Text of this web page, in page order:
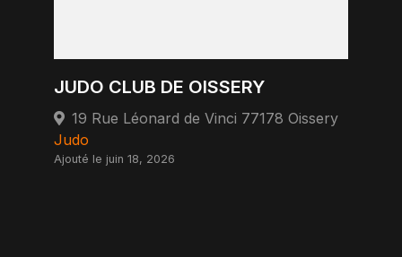
JUDO CLUB DE OISSERY
19 Rue Léonard de Vinci 77178 Oissery
Judo
Ajouté le juin 18, 2026